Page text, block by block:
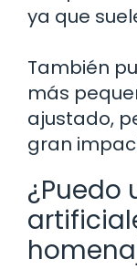
ya que
También
más
ajustado,
gran
¿Puedo